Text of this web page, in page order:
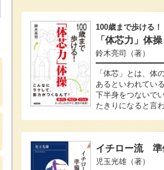
100歳まで歩ける！
「体芯力」体操
鈴木亮司 （著）
「体芯」とは、体
あるといわれてい
下半身をつないで
たきりになると言
イチロー流 準
児玉光雄 （著）